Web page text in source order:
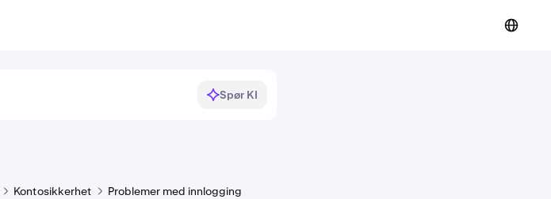
Spør KI
Kontosikkerhet Problemer med innlogging